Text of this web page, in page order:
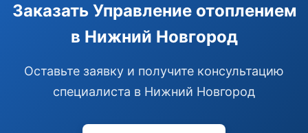
Заказать Управление отоплением
в Нижний Новгород
Оставьте заявку и получите консультацию
специалиста в Нижний Новгород